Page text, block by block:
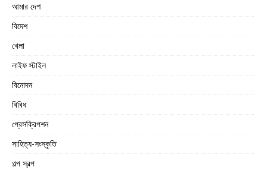
আমার দেশ
বিদেশ
খেলা
লাইফ স্টাইল
বিনোদন
বিবিধ
প্রেসক্রিপশন
সাহিত্য-সংস্কৃতি
গল্প স্বল্প